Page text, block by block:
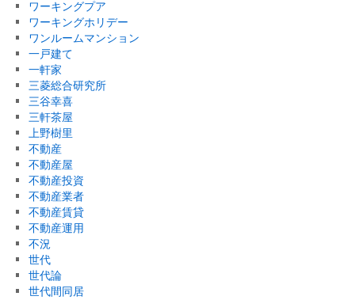
ワーキングプア
ワーキングホリデー
ワンルームマンション
一戸建て
一軒家
三菱総合研究所
三谷幸喜
三軒茶屋
上野樹里
不動産
不動産屋
不動産投資
不動産業者
不動産賃貸
不動産運用
不況
世代
世代論
世代間同居